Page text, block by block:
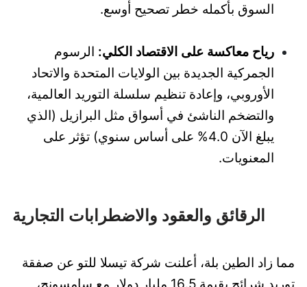
السوق بأكمله خطر تصحيح أوسع.
رياح معاكسة على الاقتصاد الكلي: الرسوم
الجمركية الجديدة بين الولايات المتحدة والاتحاد
الأوروبي، وإعادة تنظيم سلسلة التوريد العالمية،
والتضخم الناشئ في أسواق مثل البرازيل (الذي
يبلغ الآن 4.0% على أساس سنوي) تؤثر على
المعنويات.
الرقائق والعقود والاضطرابات التجارية
مما زاد الطين بلة، أعلنت شركة تيسلا للتو عن صفقة
توريد شرائح بقيمة 16.5 مليار دولار مع سامسونج،